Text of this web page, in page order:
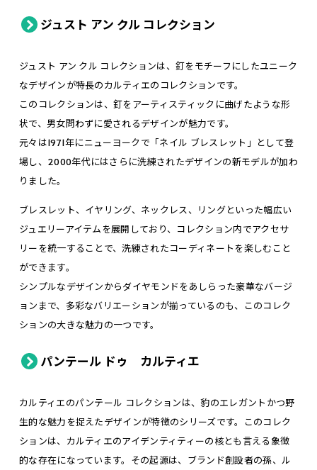
ジュスト アン クル コレクション
ジュスト アン クル コレクションは、釘をモチーフにしたユニーク
なデザインが特長のカルティエのコレクションです。
このコレクションは、釘をアーティスティックに曲げたような形
状で、男女問わずに愛されるデザインが魅力です。
元々は1971年にニューヨークで「ネイル ブレスレット」として登
場し、2000年代にはさらに洗練されたデザインの新モデルが加わ
りました。
ブレスレット、イヤリング、ネックレス、リングといった幅広い
ジュエリーアイテムを展開しており、コレクション内でアクセサ
リーを統一することで、洗練されたコーディネートを楽しむこと
ができます。
シンプルなデザインからダイヤモンドをあしらった豪華なバージ
ョンまで、多彩なバリエーションが揃っているのも、このコレク
ションの大きな魅力の一つです。
パンテール ドゥ カルティエ
カルティエのパンテール コレクションは、豹のエレガントかつ野
生的な魅力を捉えたデザインが特徴のシリーズです。このコレク
ションは、カルティエのアイデンティティーの核とも言える象徴
的な存在になっています。その起源は、ブランド創設者の孫、ル